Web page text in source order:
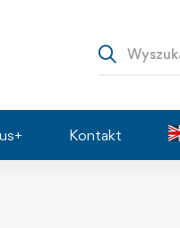
Kontakt